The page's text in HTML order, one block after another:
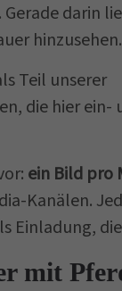
darin
hinzusehen.
Teil unserer
die hier ein-
ein Bild pro
Kanälen.
Einladung,
mit